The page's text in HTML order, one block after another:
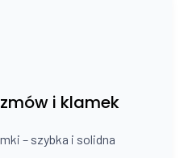
i klamek
– szybka i solidna